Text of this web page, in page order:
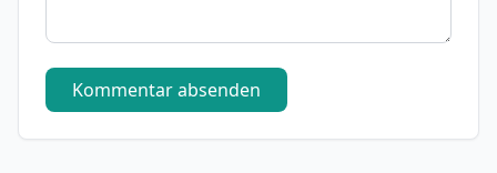
Kommentar absenden